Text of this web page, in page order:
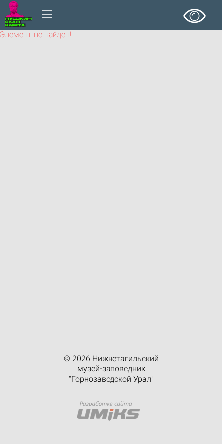
Элемент не найден!
© 2026 Нижнетагильский
музей-заповедник
"Горнозаводской Урал"